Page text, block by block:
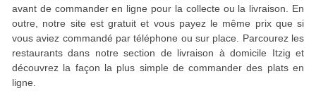
avant de commander en ligne pour la collecte ou la livraison. En
outre, notre site est gratuit et vous payez le même prix que si
vous aviez commandé par téléphone ou sur place. Parcourez les
restaurants dans notre section de livraison à domicile Itzig et
découvrez la façon la plus simple de commander des plats en
ligne.